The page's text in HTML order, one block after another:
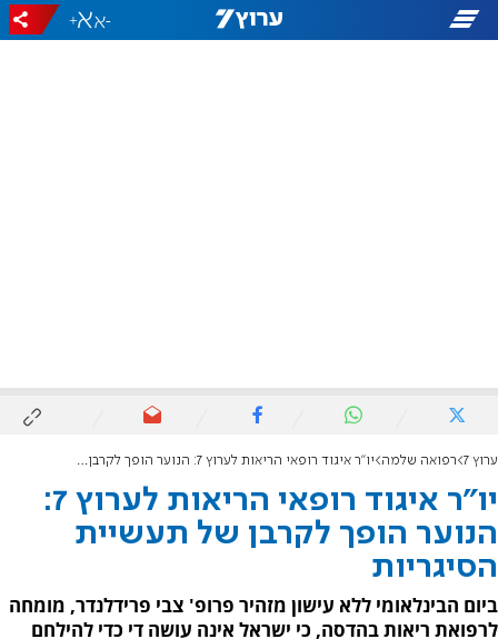
-
+
ערוץ 7 רפואה שלמה יו"ר איגוד רופאי הריאות לערוץ 7: הנוער הופך לקרבן של תעשיית הסיגריות
יו"ר איגוד רופאי הריאות לערוץ 7:
הנוער הופך לקרבן של תעשיית
הסיגריות
ביום הבינלאומי ללא עישון מזהיר פרופ' צבי פרידלנדר, מומחה
לרפואת ריאות בהדסה, כי ישראל אינה עושה די כדי להילחם